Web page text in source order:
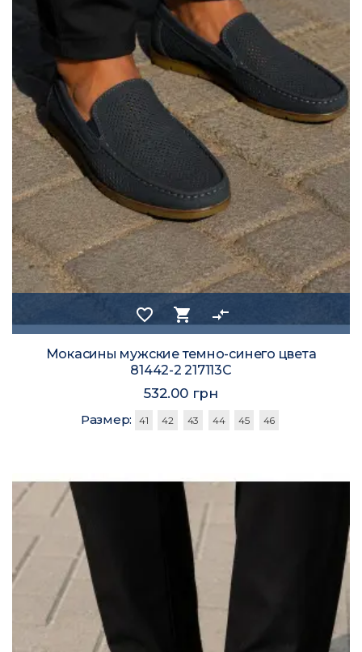
favorite_border shopping_cart compare_arrows
Мокасины мужские темно-синего цвета
81442-2 217113C
532.00 грн
Размер: 41 42 43 44 45 46